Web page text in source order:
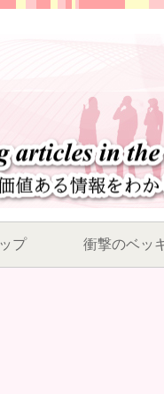
プ 衝撃のベッ